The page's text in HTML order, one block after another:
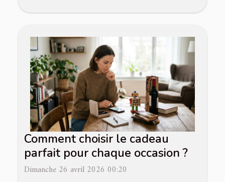
Comment choisir le cadeau
parfait pour chaque occasion ?
Dimanche 26 avril 2026 00:20